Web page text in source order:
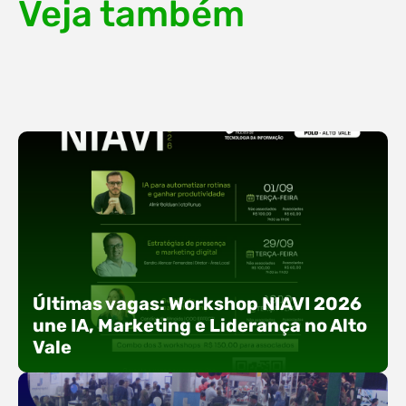
Veja também
Últimas vagas: Workshop NIAVI 2026
une IA, Marketing e Liderança no Alto
Vale